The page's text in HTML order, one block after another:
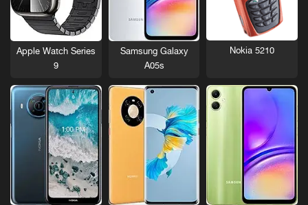
Nokia 5210
Samsung Galaxy
A05s
Apple Watch Series
9